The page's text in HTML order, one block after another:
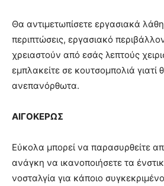
Θα αντιμετωπίσετε εργασιακά
περιπτώσεις, εργασιακό
χρειαστούν από εσάς λεπτούς
εμπλακείτε σε κουτσομπολιά γιατί
ανεπανόρθωτα.
ΑΙΓΟΚΕΡΩΣ
Εύκολα μπορεί να παρασυρθείτε
ανάγκη να ικανοποιήσετε τα
νοσταλγία για κάποιο